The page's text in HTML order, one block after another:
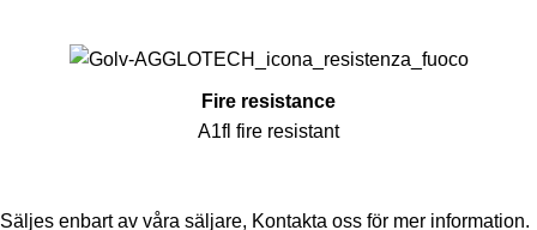
Fire resistance
A1fl fire resistant
Säljes enbart av våra säljare, Kontakta oss för mer information.